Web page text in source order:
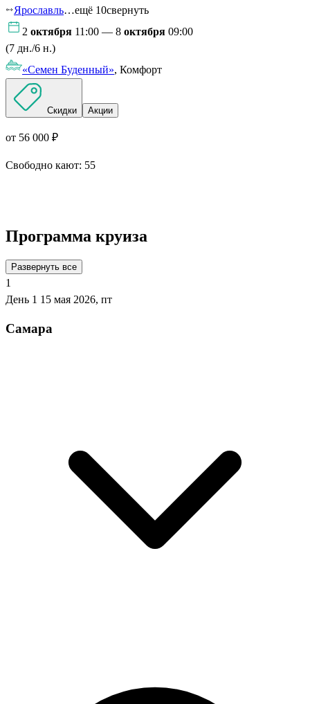
Ярославль…ещё 10свернуть
2 октября 11:00 — 8 октября 09:00
(7 дн./6 н.)
«Семен Буденный», Комфорт
Скидки Акции
от 56 000 ₽
Свободно кают: 55
Программа круиза
Развернуть все
1
День 1 15 мая 2026, пт
Самара